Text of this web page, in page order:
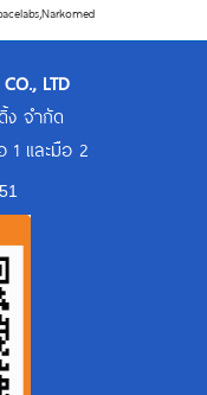
LTD
ง จำกัด
และมือ 2